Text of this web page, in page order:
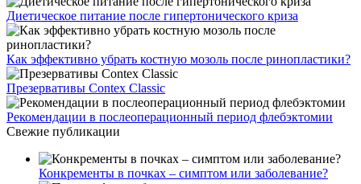
Диетическое питание после гипертонического криза
Как эффективно убрать костную мозоль после ринопластики?
Презервативы Contex Classic
Рекомендации в послеоперационный период флебэктомии
Свежие публикации
Конкременты в почках – симптом или заболевание?